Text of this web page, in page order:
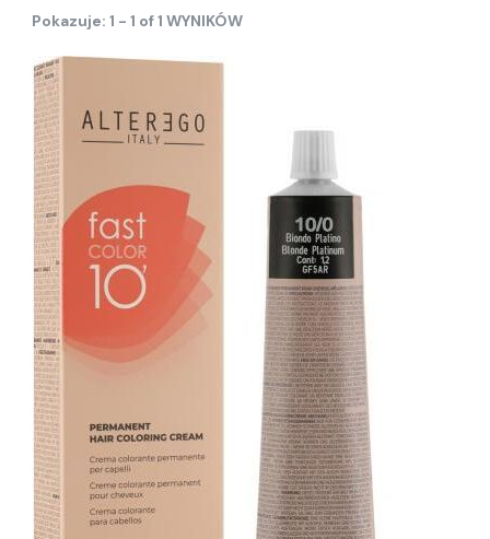
Pokazuje: 1 - 1 of 1 WYNIKÓW